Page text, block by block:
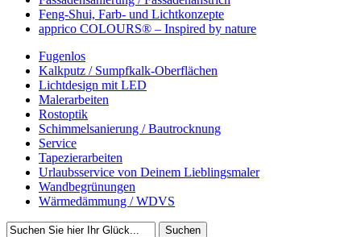
Feng-Shui, Farb- und Lichtkonzepte
apprico COLOURS® – Inspired by nature
Fugenlos
Kalkputz / Sumpfkalk-Oberflächen
Lichtdesign mit LED
Malerarbeiten
Rostoptik
Schimmelsanierung / Bautrocknung
Service
Tapezierarbeiten
Urlaubsservice von Deinem Lieblingsmaler
Wandbegrünungen
Wärmedämmung / WDVS
Suchen